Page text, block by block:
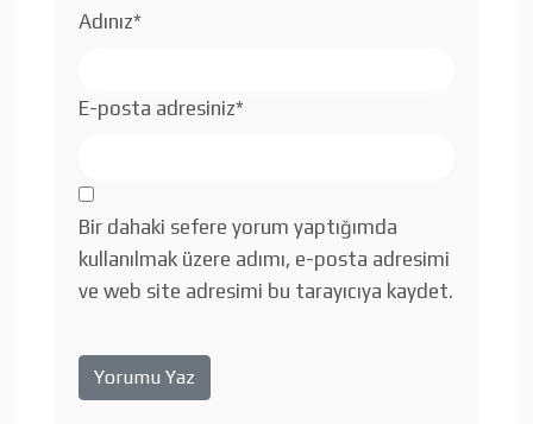
Adınız*
E-posta adresiniz*
Bir dahaki sefere yorum yaptığımda
kullanılmak üzere adımı, e-posta adresimi
ve web site adresimi bu tarayıcıya kaydet.